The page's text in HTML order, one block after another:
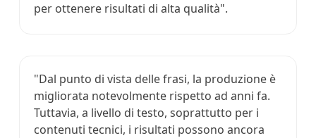
per ottenere risultati di alta qualità".
"Dal punto di vista delle frasi, la produzione è
migliorata notevolmente rispetto ad anni fa.
Tuttavia, a livello di testo, soprattutto per i
contenuti tecnici, i risultati possono ancora